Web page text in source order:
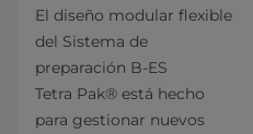
El diseño modular flexible
del Sistema de
preparación B-ES
Tetra Pak® está hecho
para gestionar nuevos